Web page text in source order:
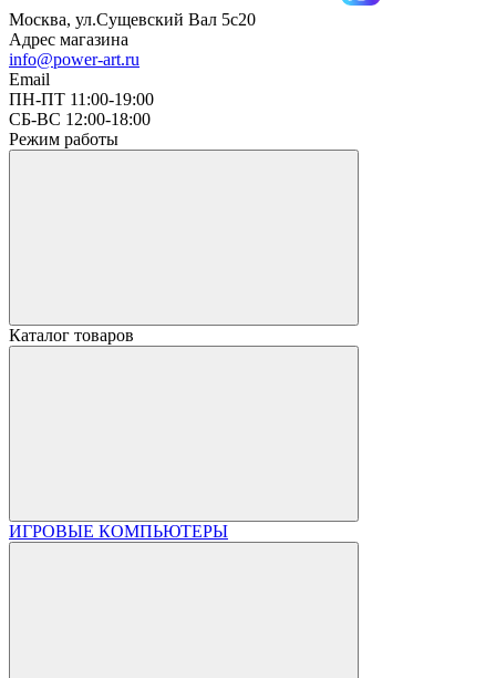
Москва, ул.Сущевский Вал 5с20
Адрес магазина
info@power-art.ru
Email
ПН-ПТ 11:00-19:00
СБ-ВС 12:00-18:00
Режим работы
Каталог товаров
ИГРОВЫЕ КОМПЬЮТЕРЫ